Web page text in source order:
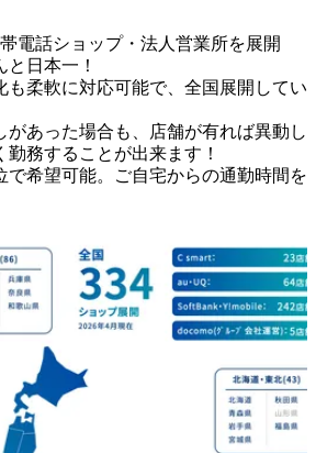
電話ショップ・法人営業所を展開
と日本一！
も柔軟に対応可能で、全国展開してい
があった場合も、店舗が有れば異動し
務することが出来ます！
で希望可能。ご自宅からの通勤時間を